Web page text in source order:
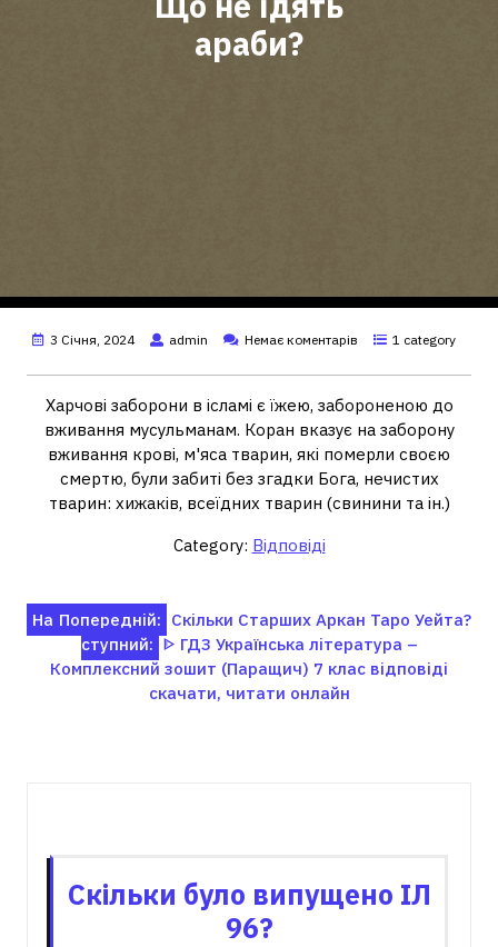
араби?
3 Січня, 2024 admin Немає коментарів 1 category
Харчові заборони в ісламі є їжею, забороненою до
вживання мусульманам. Коран вказує на заборону
вживання крові, м'яса тварин, які померли своєю
смертю, були забиті без згадки Бога, нечистих
тварин: хижаків, всеїдних тварин (свинини та ін.)
Category: Відповіді
Навігація
записів
Попередній: Скільки Старших Аркан Таро Уейта?
На
ступний: ᐈ ГДЗ Українська література –
Комплексний зошит (Паращич) 7 клас відповіді
скачати, читати онлайн
Скільки було випущено ІЛ
96?